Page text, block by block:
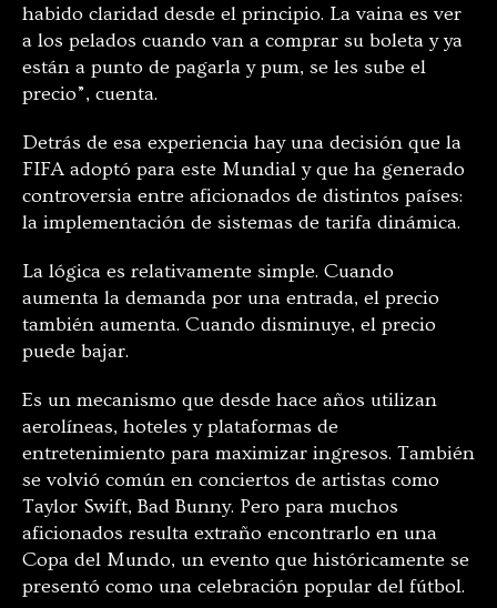
habido claridad desde el principio. La vaina es ver
a los pelados cuando van a comprar su boleta y ya
están a punto de pagarla y pum, se les sube el
precio”, cuenta.
Detrás de esa experiencia hay una decisión que la
FIFA adoptó para este Mundial y que ha generado
controversia entre aficionados de distintos países:
la implementación de sistemas de tarifa dinámica.
La lógica es relativamente simple. Cuando
aumenta la demanda por una entrada, el precio
también aumenta. Cuando disminuye, el precio
puede bajar.
Es un mecanismo que desde hace años utilizan
aerolíneas, hoteles y plataformas de
entretenimiento para maximizar ingresos. También
se volvió común en conciertos de artistas como
Taylor Swift, Bad Bunny. Pero para muchos
aficionados resulta extraño encontrarlo en una
Copa del Mundo, un evento que históricamente se
presentó como una celebración popular del fútbol.